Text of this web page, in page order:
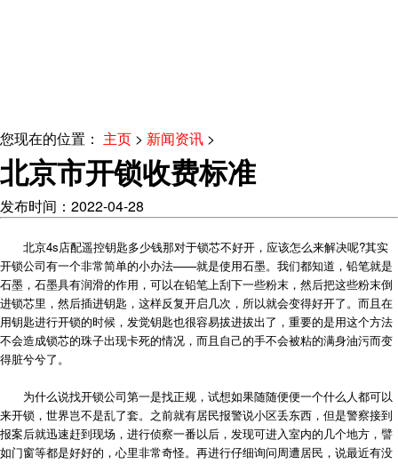
您现在的位置： 主页 > 新闻资讯 >
北京市开锁收费标准
发布时间：2022-04-28
北京4s店配遥控钥匙多少钱那对于锁芯不好开，应该怎么来解决呢?其实
开锁公司有一个非常简单的小办法——就是使用石墨。我们都知道，铅笔就是
石墨，石墨具有润滑的作用，可以在铅笔上刮下一些粉末，然后把这些粉末倒
进锁芯里，然后插进钥匙，这样反复开启几次，所以就会变得好开了。而且在
用钥匙进行开锁的时候，发觉钥匙也很容易拔进拔出了，重要的是用这个方法
不会造成锁芯的珠子出现卡死的情况，而且自己的手不会被粘的满身油污而变
得脏兮兮了。
为什么说找开锁公司第一是找正规，试想如果随随便便一个什么人都可以
来开锁，世界岂不是乱了套。之前就有居民报警说小区丢东西，但是警察接到
报案后就迅速赶到现场，进行侦察一番以后，发现可进入室内的几个地方，譬
如门窗等都是好好的，心里非常奇怪。再进行仔细询问周遭居民，说最近有没